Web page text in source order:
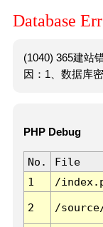
Database
(1040) 365建站
因：1、数据库
PHP Debug
No. File
1
/
2 /